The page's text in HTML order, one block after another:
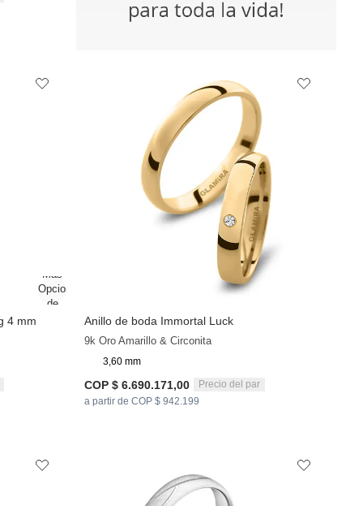
4 mm Anillo de boda Immortal Luck
9k Oro Amarillo & Circonita
3,60 mm
COP $ 6.690.171,00
Precio del par
a partir de COP $ 942.199